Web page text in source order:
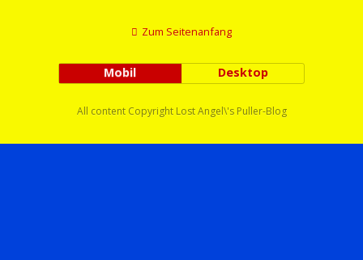
Zum Seitenanfang
Mobil Desktop
All content Copyright Lost Angel\'s Puller-Blog